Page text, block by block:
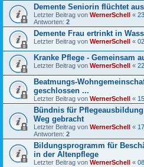
Demente Seniorin flüchtet
Letzter Beitrag von WernerSchell «
Antworten: 2
Demente Frau ertrinkt in
Letzter Beitrag von WernerSchell «
Kranke Pflege - Gemeinsam
Letzter Beitrag von WernerSchell «
Beatmungs-
geschlossen ...
Letzter Beitrag von WernerSchell «
Bündnis für
Weg gebracht
Letzter Beitrag von WernerSchell «
Antworten: 2
Bildungsprogramm für
in der Altenpflege
Letzter Beitrag von WernerSchell «